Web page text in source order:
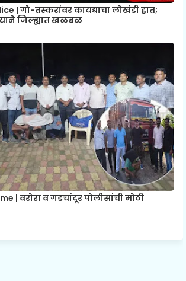
| गो-तस्करांवर कायद्याचा लोखंडी हात;
जिल्ह्यात खळबळ
| वरोरा व गडचांदूर पोलीसांची मोठी